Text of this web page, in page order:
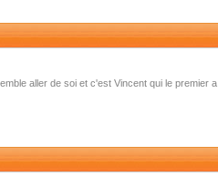
aller de soi et c'est Vincent qui le premier